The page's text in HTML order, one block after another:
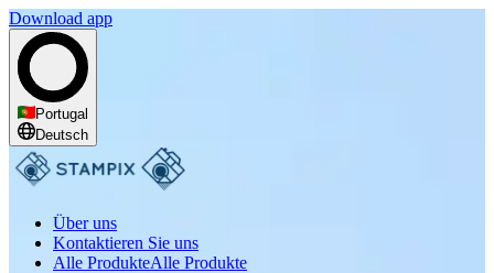
Download app
Portugal
Deutsch
Über uns
Kontaktieren Sie uns
Alle ProdukteAlle Produkte